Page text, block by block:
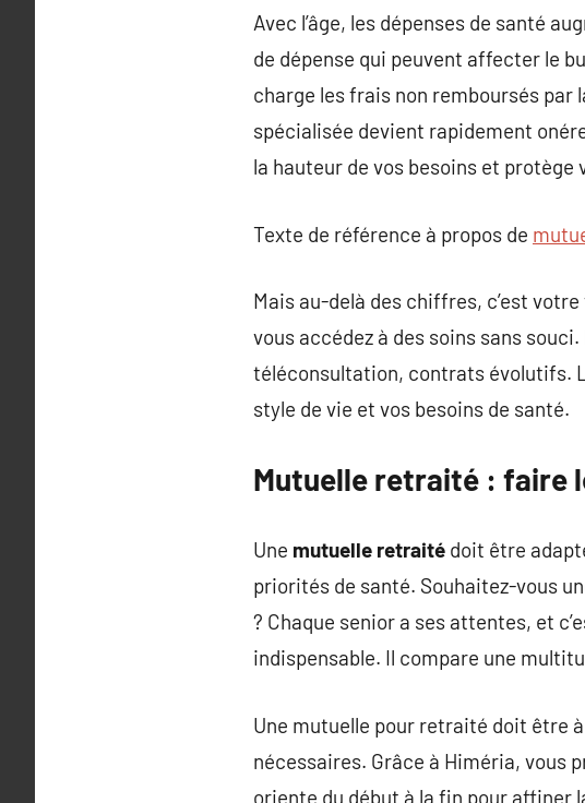
Avec l’âge, les dépenses de santé
de dépense qui peuvent affecter le
charge les frais non remboursés par
spécialisée devient rapidement
la hauteur de vos besoins et
Texte de référence à propos de
Mais au-delà des chiffres, c’est
vous accédez à des soins sans
téléconsultation, contrats évolutifs.
style de vie et vos besoins de santé.
Mutuelle retraité : faire
Une mutuelle retraité doit être
priorités de santé. Souhaitez-vous
? Chaque senior a ses attentes, et
indispensable. Il compare une
Une mutuelle pour retraité doit être
nécessaires. Grâce à Himéria, vous
oriente du début à la fin pour affiner